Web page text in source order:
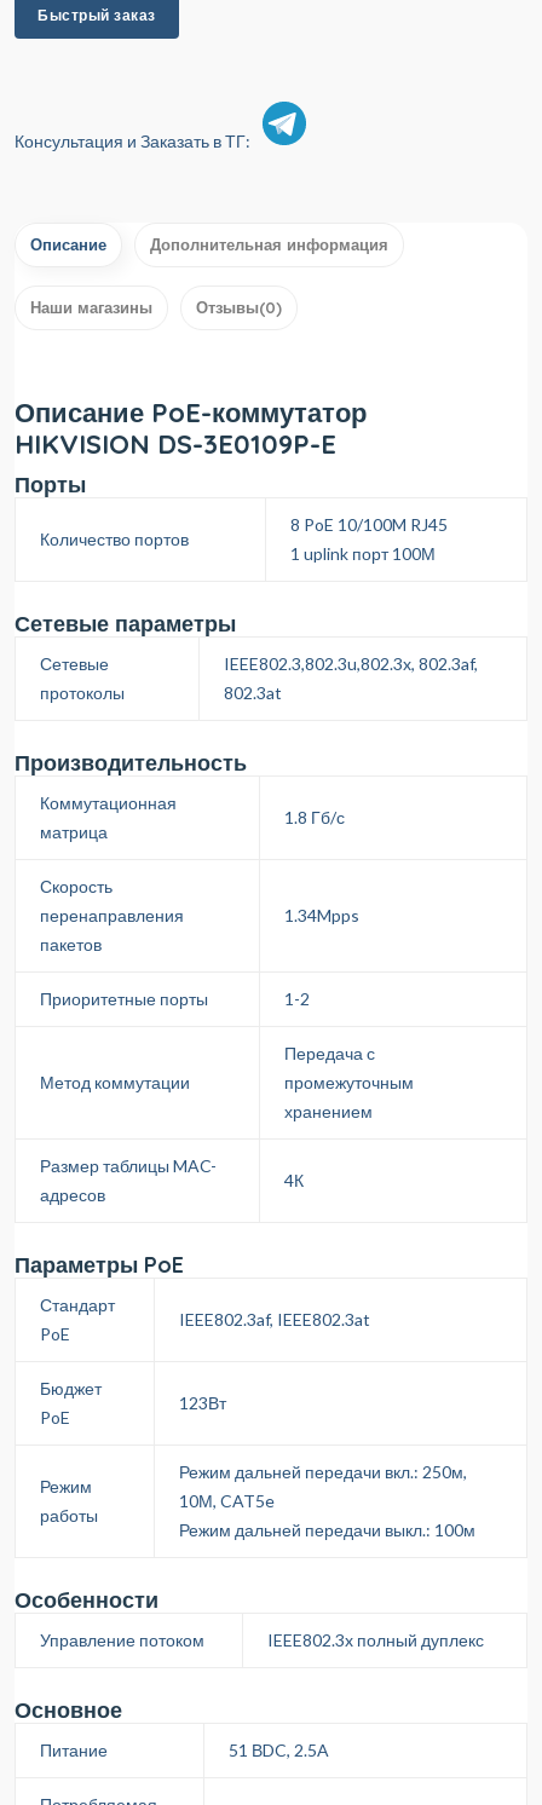
Быстрый заказ
Консультация и Заказать в ТГ:
Описание Дополнительная информация
Наши магазины Отзывы(0)
Описание PoE-коммутатор
HIKVISION DS-3E0109P-E
Порты
Количество портов
8 PoE 10/100M RJ45
1 uplink порт 100М
Сетевые параметры
Сетевые
протоколы
IEEE802.3,802.3u,802.3x, 802.3af,
802.3at
Производительность
Коммутационная
матрица
1.8 Гб/с
Скорость
перенаправления
пакетов
1.34Mpps
Приоритетные порты 1-2
Метод коммутации
Передача с
промежуточным
хранением
Размер таблицы MAC-
адресов
4К
Параметры PoE
Стандарт
PoE
IEEE802.3af, IEEE802.3at
Бюджет
PoE
123Вт
Режим
работы
Режим дальней передачи вкл.: 250м,
10М, CAT5e
Режим дальней передачи выкл.: 100м
Особенности
Управление потоком IEEE802.3x полный дуплекс
Основное
Питание 51 ВDC, 2.5A